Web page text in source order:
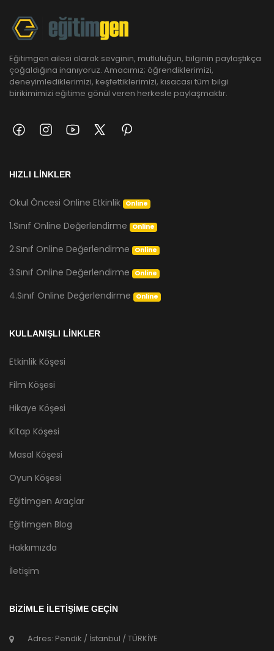
Eğitimgen ailesi olarak sevginin, mutluluğun, bilginin paylaştıkça
çoğaldığına inanıyoruz. Amacımız; öğrendiklerimizi,
deneyimlediklerimizi, keşfettiklerimizi, kısacası tüm bilgi
birikimimizi eğitime gönül veren herkesle paylaşmaktır.
HIZLI LİNKLER
Okul Öncesi Online Etkinlik Online
1.Sınıf Online Değerlendirme Online
2.Sınıf Online Değerlendirme Online
3.Sınıf Online Değerlendirme Online
4.Sınıf Online Değerlendirme Online
KULLANIŞLI LİNKLER
Etkinlik Köşesi
Film Köşesi
Hikaye Köşesi
Kitap Köşesi
Masal Köşesi
Oyun Köşesi
Eğitimgen Araçlar
Eğitimgen Blog
Hakkımızda
İletişim
BİZİMLE İLETİŞİME GEÇİN
Adres: Pendik / İstanbul / TÜRKİYE